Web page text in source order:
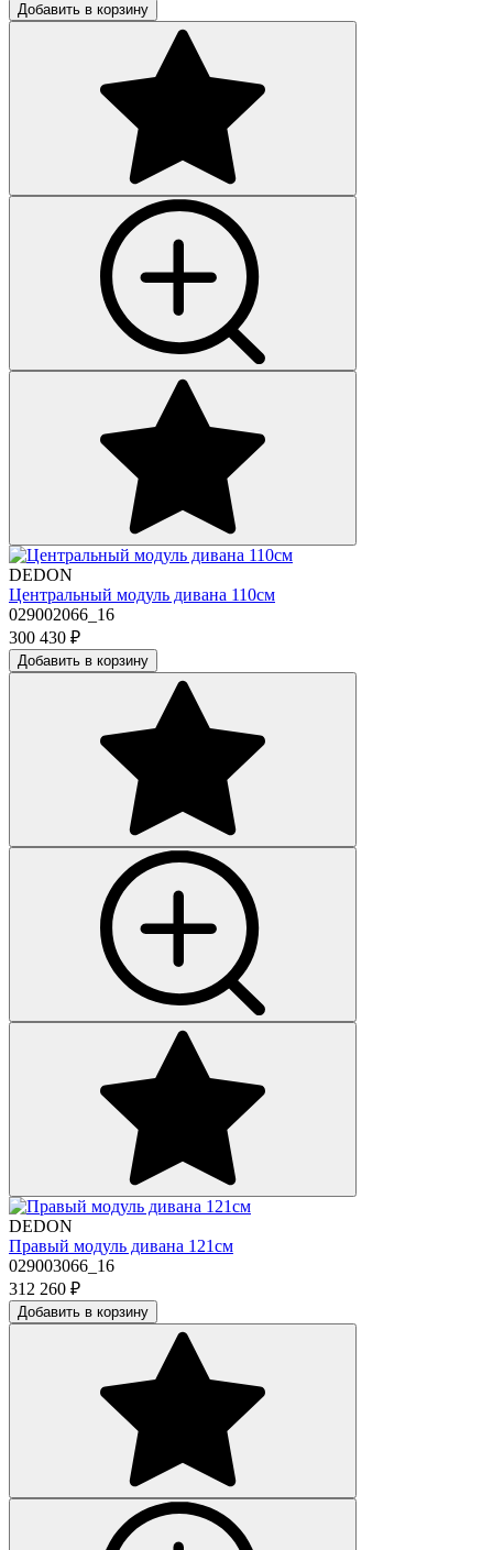
Добавить в корзину
DEDON
Центральный модуль дивана 110см
029002066_16
300 430 ₽
Добавить в корзину
DEDON
Правый модуль дивана 121см
029003066_16
312 260 ₽
Добавить в корзину